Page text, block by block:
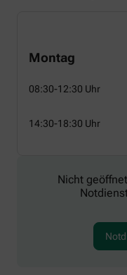
Montag
08:30-12:30 Uhr
14:30-18:30 Uhr
Nicht